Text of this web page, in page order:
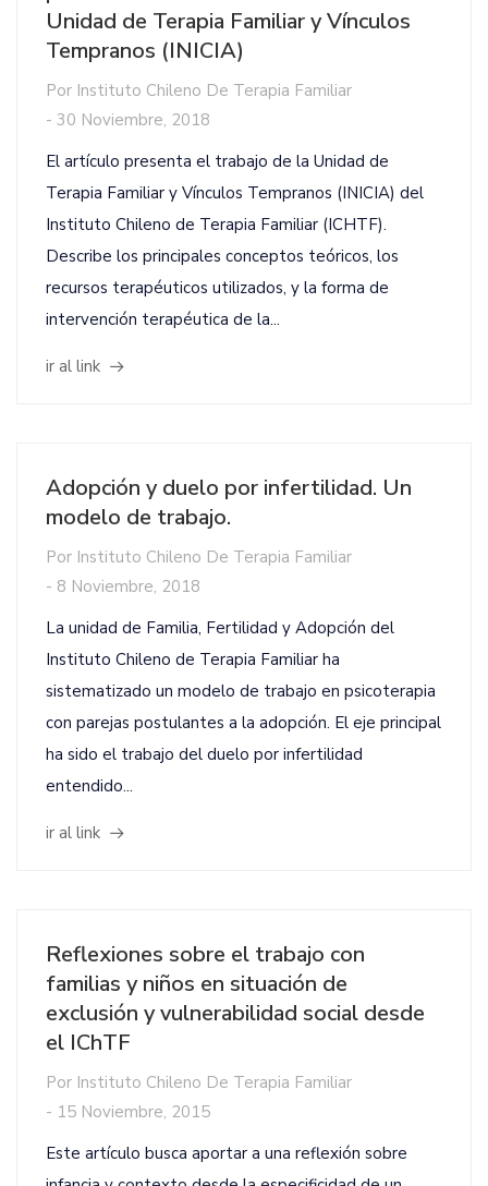
Unidad de Terapia Familiar y Vínculos
Tempranos (INICIA)
Por Instituto Chileno De Terapia Familiar
- 30 Noviembre, 2018
El artículo presenta el trabajo de la Unidad de
Terapia Familiar y Vínculos Tempranos (INICIA) del
Instituto Chileno de Terapia Familiar (ICHTF).
Describe los principales conceptos teóricos, los
recursos terapéuticos utilizados, y la forma de
intervención terapéutica de la...
ir al link
Adopción y duelo por infertilidad. Un
modelo de trabajo.
Por Instituto Chileno De Terapia Familiar
- 8 Noviembre, 2018
La unidad de Familia, Fertilidad y Adopción del
Instituto Chileno de Terapia Familiar ha
sistematizado un modelo de trabajo en psicoterapia
con parejas postulantes a la adopción. El eje principal
ha sido el trabajo del duelo por infertilidad
entendido...
ir al link
Reflexiones sobre el trabajo con
familias y niños en situación de
exclusión y vulnerabilidad social desde
el IChTF
Por Instituto Chileno De Terapia Familiar
- 15 Noviembre, 2015
Este artículo busca aportar a una reflexión sobre